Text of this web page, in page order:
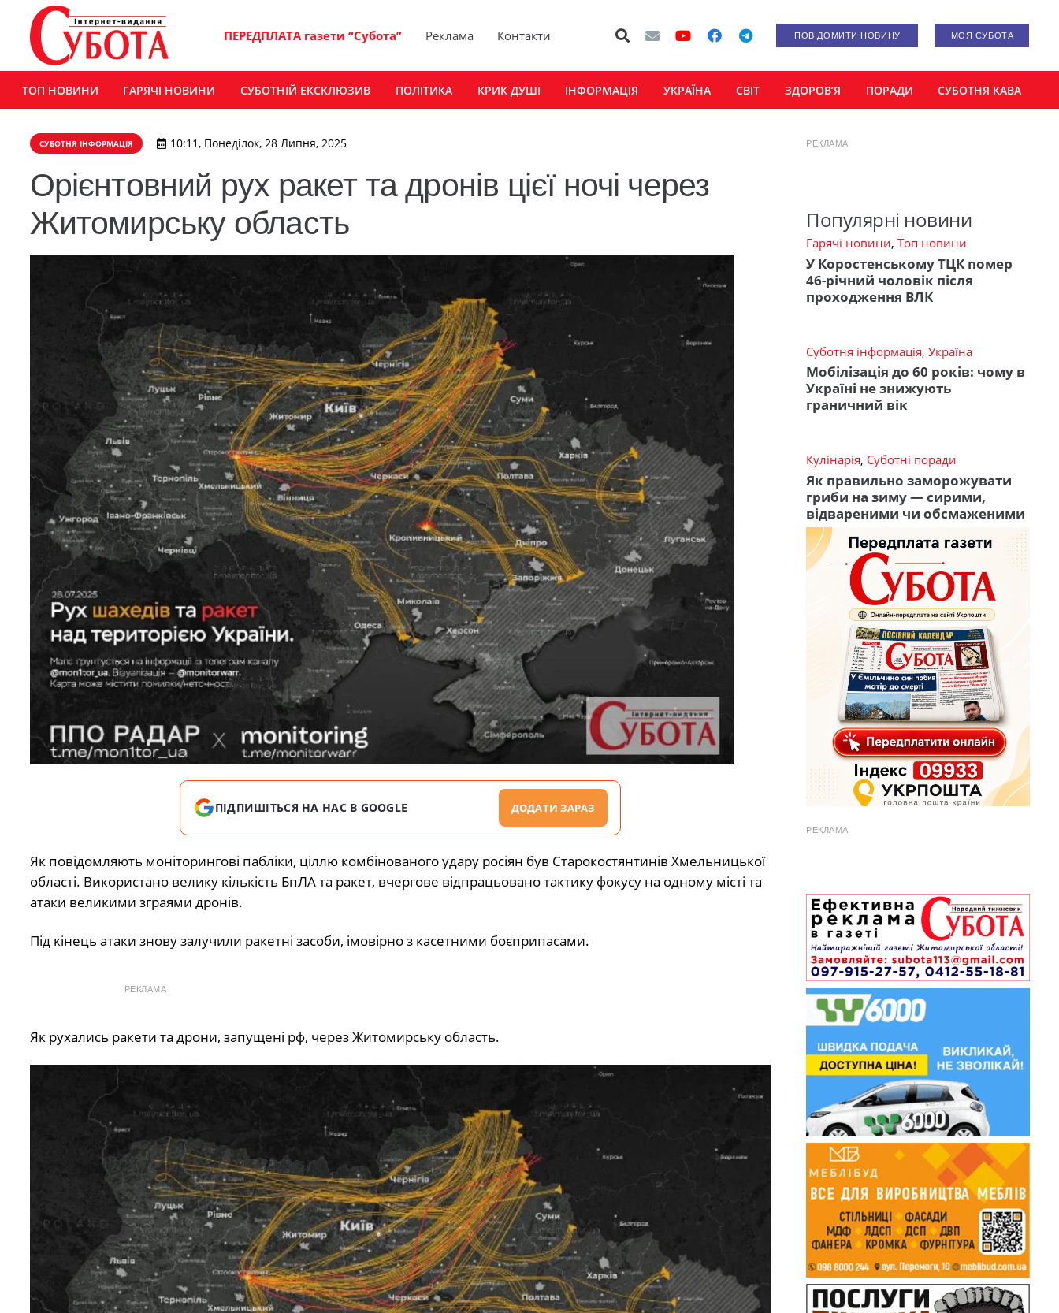
ПЕРЕДПЛАТА газети “Субота” Реклама Контакти ПОВІДОМИТИ НОВИНУ МОЯ СУБОТА
ТОП НОВИНИ ГАРЯЧІ НОВИНИ СУБОТНІЙ ЕКСКЛЮЗИВ ПОЛІТИКА КРИК ДУШІ ІНФОРМАЦІЯ УКРАЇНА СВІТ ЗДОРОВ’Я ПОРАДИ СУБОТНЯ КАВА
СУБОТНЯ ІНФОРМАЦІЯ 10:11, Понеділок, 28 Липня, 2025
Орієнтовний рух ракет та дронів цієї ночі через
Житомирську область
ПІДПИШІТЬСЯ НА НАС В GOOGLE ДОДАТИ ЗАРАЗ
Як повідомляють моніторингові пабліки, ціллю комбінованого удару росіян був Старокостянтинів Хмельницької
області. Використано велику кількість БпЛА та ракет, вчергове відпрацьовано тактику фокусу на одному місті та
атаки великими зграями дронів.
Під кінець атаки знову залучили ракетні засоби, імовірно з касетними боєприпасами.
РЕКЛАМА
Як рухались ракети та дрони, запущені рф, через Житомирську область.
РЕКЛАМА
Популярні новини
Гарячі новини, Топ новини
У Коростенському ТЦК помер
46-річний чоловік після
проходження ВЛК
Суботня інформація, Україна
Мобілізація до 60 років: чому в
Україні не знижують
граничний вік
Кулінарія, Суботні поради
Як правильно заморожувати
гриби на зиму — сирими,
відвареними чи обсмаженими
РЕКЛАМА